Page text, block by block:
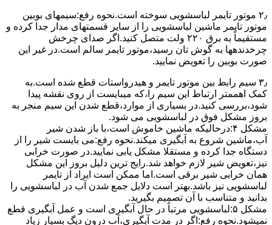
۲٫ ﻣﻮﺗﻮر ﺗﺎﯾﻤﺮ لباسشویی ﺳﻮﺧﺘﻪ اﺳﺖ.نحوه رﻓﻊ:سیمهای ﺑﻮﺑﯿﻦ
ﻣﻮﺗﻮر ﺗﺎﯾﻤﺮ ماشین لباسشویی را از ﺳﺎﯾﺮ قسمتهای ﻣﺪار ﺟﺪا کرده و
مستقیماً ﺑﻪ برق ۲۲۰ وﻟﺖ ﻣﺘﺼﻞ کنید.اﮔﺮ ﺻﺪای ﭼﺮﺧﺶ
چرخدندهها به گوش تان رﺳﯿﺪ،ﻣﻮﺗﻮر ﺗﺎﯾﻤﺮ ﺳﺎﻟﻢ اﺳﺖ.در ﻏﯿﺮ اﯾﻦ
ﺻﻮرت ﺑﻮﺑﯿﻦ را ﺗﻌﻮﯾﺾ ﻧﻤﺎﯾﯿﺪ.
۳٫ ﺳﯿﻢ راﺑﻂ ﺑﯿﻦ ﻣﻮﺗﻮر ﺗﺎﯾﻤﺮ و ﻫﯿﺪرواﺳﺘﺎت ﻗﻄﻊ ﺷﺪه اﺳﺖ.به
کمک اهممتر ارﺗﺒﺎط اﯾﻦ ﺳﯿﻢ را،ﮐﻪ میبایست از روی ﻧﻘﺸﻪ ﭘﯿﺪا
ﺷﻮد،بررسی ﮐﻨﯿﺪ.در ﺑﺴﯿﺎری از موارد،ﻗﻄﻊ ﺷﺪن اﯾﻦ ﺳﯿﻢ ﻣﻨﺠﺮ ﺑﻪ
ﺑﺮوز مشکل ﻓﻮق در لباسشویی می شود.
مشکل ۴:درحالیکه ﻣﺎﺷﯿﻦ ﺧﺎﻣﻮش اﺳﺖ،ﺑﺎ ﺑﺎز ﺷﺪن ﺷﯿﺮ
آب،ﻣﺎﺷﯿﻦ ﺷﺮوع ﺑﻪ آﺑﮕﯿﺮی میکند.نحوه رﻓﻊ:می بایست ﺷﯿﺮ را از
دستگاه جدا کرده و مستقلا مشکل یابی نمایید.در صورت خرابی
نیز،تعویض شیر لازم خواهد شد.رایج ترین دلیل بروز این مشکل
همان خرابی شیر برقی است.اما ممکن است ایراد از تایمر
لباسشویی نیز باشد.بهتر است دلایل جمع شدن آب در لباسشویی را
بدانید و متناسب با آن تصمیم بگیرید.
مشکل ۵:لباسشویی مرتباً در ﺣﺎل آﺑﮕﯿﺮی اﺳﺖ و ﻋﻤﻞ آﺑﮕﯿﺮی ﻗﻄﻊ
نمیشود.نحوه رﻓﻊ:اﮔﺮ در ﻣﺪت آﺑﮕﯿﺮی،آب درون دﯾﮓ ﺑﺴﯿﺎر زﯾﺎد